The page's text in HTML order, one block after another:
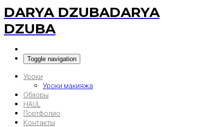
DARYA DZUBADARYA
DZUBA
Toggle navigation
Уроки
Уроки макияжа
Обзоры
HAUL
Портфолио
Контакты